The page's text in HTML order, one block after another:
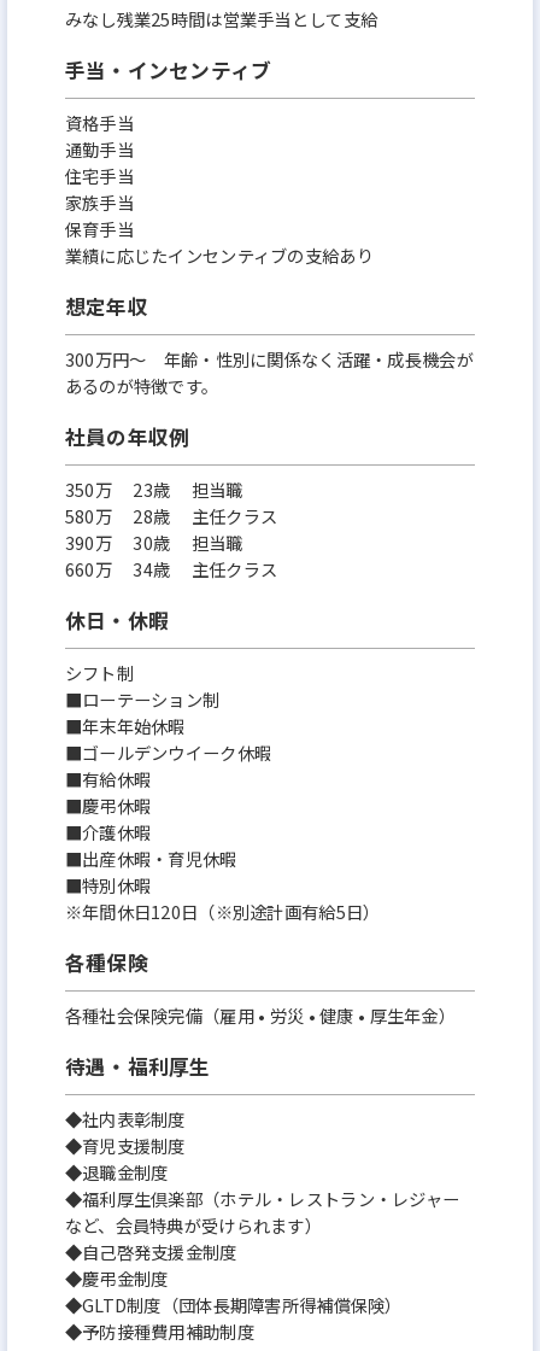
みなし残業25時間は営業手当として支給
手当・インセンティブ
資格手当
通勤手当
住宅手当
家族手当
保育手当
業績に応じたインセンティブの支給あり
想定年収
300万円〜 年齢・性別に関係なく活躍・成長機会が
あるのが特徴です。
社員の年収例
350万 23歳 担当職
580万 28歳 主任クラス
390万 30歳 担当職
660万 34歳 主任クラス
休日・休暇
シフト制
■ローテーション制
■年末年始休暇
■ゴールデンウイーク休暇
■有給休暇
■慶弔休暇
■介護休暇
■出産休暇・育児休暇
■特別休暇
※年間休日120日（※別途計画有給5日）
各種保険
各種社会保険完備（雇用 • 労災 • 健康 • 厚生年金）
待遇・福利厚生
◆社内表彰制度
◆育児支援制度
◆退職金制度
◆福利厚生倶楽部（ホテル・レストラン・レジャー
など、会員特典が受けられます）
◆自己啓発支援金制度
◆慶弔金制度
◆GLTD制度（団体長期障害所得補償保険）
◆予防接種費用補助制度